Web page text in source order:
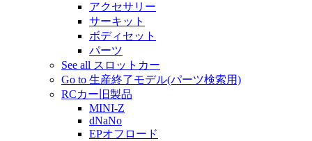
アクセサリー
サーキット
ボディセット
パーツ
See all スロットカー
Go to 生産終了モデル(パーツ検索用)
RCカー旧製品
MINI-Z
dNaNo
EPオフロード